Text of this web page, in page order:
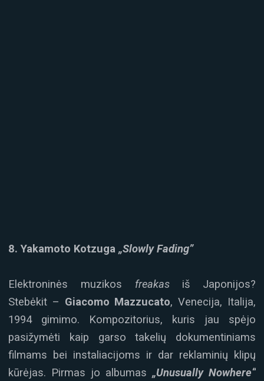
8. Yakamoto Kotzuga „Slowly Fading”
Elektroninės muzikos freakasiš Japonijos?
Stebėkit – Giacomo Mazzucato, Venecija, Italija,
1994 gimimo. Kompozitorius, kuris jau spėjo
pasižymėti kaip garso takelių dokumentiniams
filmams bei instaliacijoms ir dar reklaminių klipų
kūrėjas. Pirmas jo albumas „Unusually Nowhere“